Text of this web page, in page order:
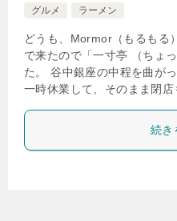
グルメ
ラーメン
どうも、Mormor（もるも
で来たので「一寸亭 （ちょ
た。 谷中銀座の中程を曲が
一時休業して、そのまま閉
続き